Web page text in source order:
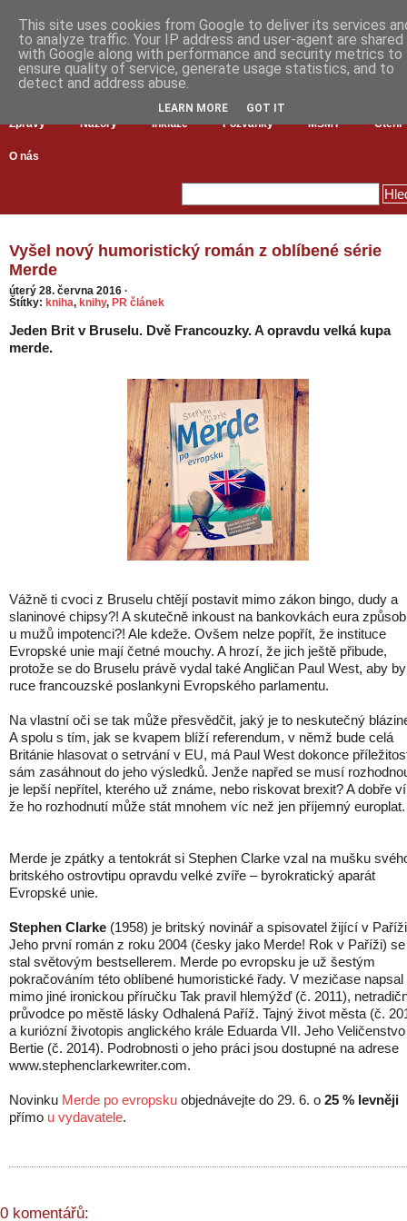
Zprávy Názory Inkluze Pozvánky MŠMT Čtení
O nás
Vyšel nový humoristický román z oblíbené série
Merde
úterý 28. června 2016 ·
Štítky: kniha, knihy, PR článek
Jeden Brit v Bruselu. Dvě Francouzky. A opravdu velká kupa
merde.
Vážně ti cvoci z Bruselu chtějí postavit mimo zákon bingo, dudy a
slaninové chipsy?! A skutečně inkoust na bankovkách eura
u mužů impotenci?! Ale kdeže. Ovšem nelze popřít, že instituce
Evropské unie mají četné mouchy. A hrozí, že jich ještě přibude,
protože se do Bruselu právě vydal také Angličan Paul West, aby
ruce francouzské poslankyni Evropského parlamentu.
Na vlastní oči se tak může přesvědčit, jaký je to neskutečný
A spolu s tím, jak se kvapem blíží referendum, v němž bude celá
Británie hlasovat o setrvání v EU, má Paul West dokonce
sám zasáhnout do jeho výsledků. Jenže napřed se musí
je lepší nepřítel, kterého už známe, nebo riskovat brexit? A dobře
že ho rozhodnutí může stát mnohem víc než jen příjemný europlat.
Merde je zpátky a tentokrát si Stephen Clarke vzal na mušku
britského ostrovtipu opravdu velké zvíře – byrokratický aparát
Evropské unie.
Stephen Clarke (1958) je britský novinář a spisovatel žijící v
Jeho první román z roku 2004 (česky jako Merde! Rok v Paříži) se
stal světovým bestsellerem. Merde po evropsku je už šestým
pokračováním této oblíbené humoristické řady. V mezičase napsal
mimo jiné ironickou příručku Tak pravil hlemýžď (č. 2011),
průvodce po městě lásky Odhalená Paříž. Tajný život města (č.
a kuriózní životopis anglického krále Eduarda VII. Jeho Veličenstvo
Bertie (č. 2014). Podrobnosti o jeho práci jsou dostupné na adrese
www.stephenclarkewriter.com.
Novinku Merde po evropsku objednávejte do 29. 6. o 25 % levněji
přímo u vydavatele.
0 komentářů:
This site uses cookies from Google to deliver its services
to analyze traffic. Your IP address and user-agent are shared
with Google along with performance and security metrics to
ensure quality of service, generate usage statistics, and to
detect and address abuse.
LEARN MORE GOT IT